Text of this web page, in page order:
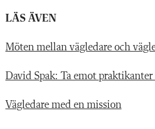
LÄS ÄVEN
Möten mellan vägledare och
David Spak: Ta emot praktikanter
Vägledare med en mission